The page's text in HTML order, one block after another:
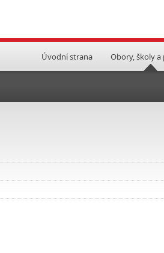
Úvodní strana Obory, školy a